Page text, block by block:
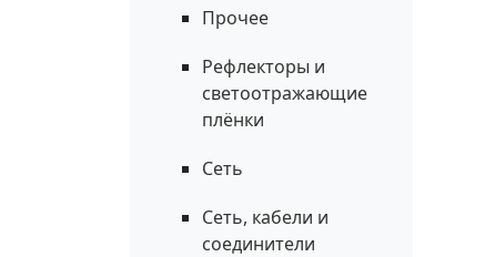
Прочее
Рефлекторы и
светоотражающие
плёнки
Сеть
Сеть, кабели и
соединители